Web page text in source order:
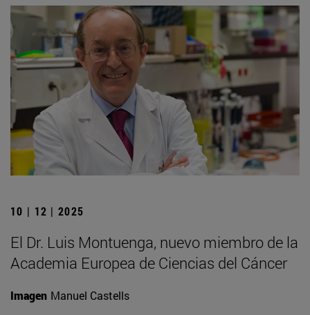
10 | 12 | 2025
El Dr. Luis Montuenga, nuevo miembro de la
Academia Europea de Ciencias del Cáncer
Imagen Manuel Castells